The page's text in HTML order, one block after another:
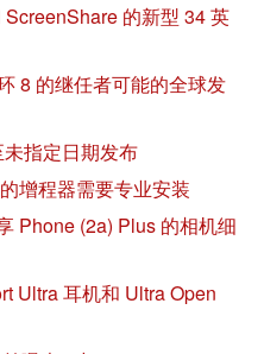
的新型 34 英
8 的继任者可能的全球发
指定日期发布
增程器需要专业安装
Phone (2a) Plus 的相机细
Ultra 耳机和 Ultra Open